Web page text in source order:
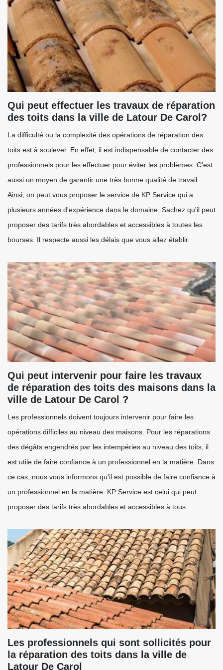
Qui peut effectuer les travaux de réparation
des toits dans la ville de Latour De Carol?
La difficulté ou la complexité des opérations de réparation des
toits est à soulever. En effet, il est indispensable de contacter des
professionnels pour les effectuer pour éviter les problèmes. C'est
aussi un moyen de garantir une très bonne qualité de travail.
Ainsi, on peut vous proposer le service de KP Service qui a
plusieurs années d'expérience dans le domaine. Sachez qu'il peut
proposer des tarifs très abordables et accessibles à toutes les
bourses. Il respecte aussi les délais que vous allez établir.
Qui peut intervenir pour faire les travaux
de réparation des toits des maisons dans la
ville de Latour De Carol ?
Les professionnels doivent toujours intervenir pour faire les
opérations difficiles au niveau des maisons. Pour les réparations
des dégâts engendrés par les intempéries au niveau des toits, il
est utile de faire confiance à un professionnel en la matière. Dans
ce cas, nous vous informons qu'il est possible de faire confiance à
un professionnel en la matière. KP Service est celui qui peut
proposer des tarifs très abordables et accessibles à tous.
Les professionnels qui sont sollicités pour
la réparation des toits dans la ville de
Latour De Carol